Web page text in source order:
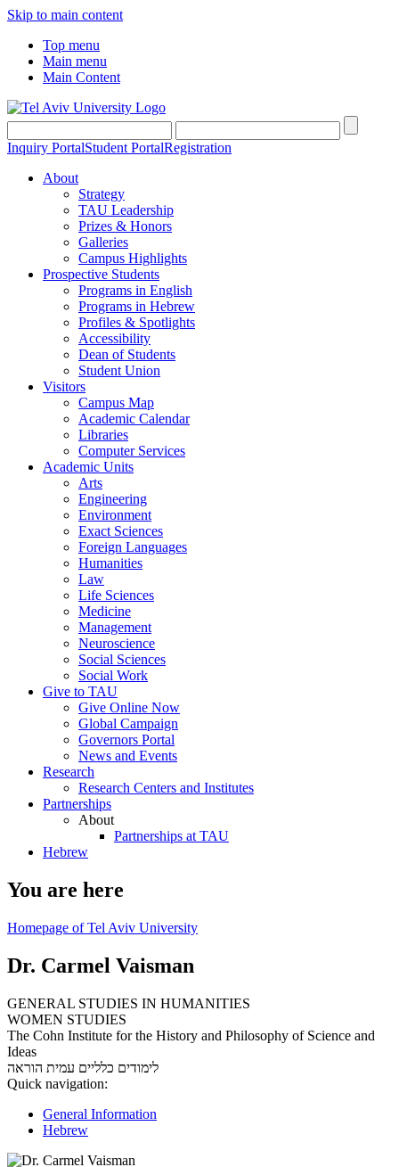
Skip to main content
Top menu
Main menu
Main Content
Inquiry PortalStudent PortalRegistration
About
Strategy
TAU Leadership
Prizes & Honors
Galleries
Campus Highlights
Prospective Students
Programs in English
Programs in Hebrew
Profiles & Spotlights
Accessibility
Dean of Students
Student Union
Visitors
Campus Map
Academic Calendar
Libraries
Computer Services
Academic Units
Arts
Engineering
Environment
Exact Sciences
Foreign Languages
Humanities
Law
Life Sciences
Medicine
Management
Neuroscience
Social Sciences
Social Work
Give to TAU
Give Online Now
Global Campaign
Governors Portal
News and Events
Research
Research Centers and Institutes
Partnerships
About
Partnerships at TAU
Hebrew
You are here
Homepage of Tel Aviv University
Dr. Carmel Vaisman
GENERAL STUDIES IN HUMANITIES
WOMEN STUDIES
The Cohn Institute for the History and Philosophy of Science and
Ideas
לימודים כלליים עמית הוראה
Quick navigation:
General Information
Hebrew